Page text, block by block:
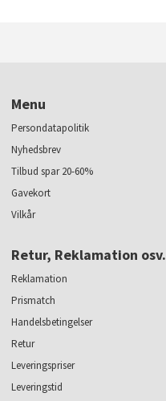
Menu
Persondatapolitik
Nyhedsbrev
Tilbud spar 20-60%
Gavekort
Vilkår
Retur, Reklamation osv.
Reklamation
Prismatch
Handelsbetingelser
Retur
Leveringspriser
Leveringstid